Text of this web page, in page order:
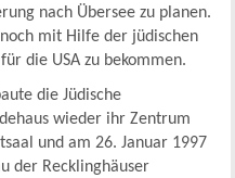
nach Übersee zu planen.
mit Hilfe der jüdischen
die USA zu bekommen.
die Jüdische
wieder ihr Zentrum
und am 26. Januar 1997
der Recklinghäuser